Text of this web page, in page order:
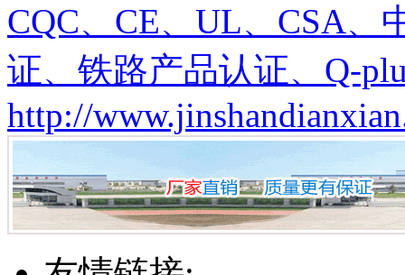
CQC、CE、UL、CSA、
证、铁路产品认证、Q-
http://